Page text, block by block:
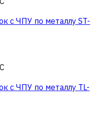
с ЧПУ по металлу ST-
с ЧПУ по металлу TL-